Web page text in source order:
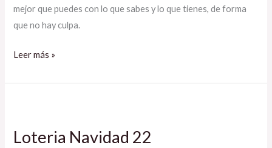
mejor que puedes con lo que sabes y lo que tienes, de forma
que no hay culpa.
Leer más »
Loteria Navidad 22
22